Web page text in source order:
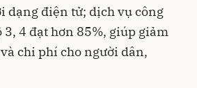
dạng điện tử; dịch vụ công
4 đạt hơn 85%, giúp giảm
chi phí cho người dân,